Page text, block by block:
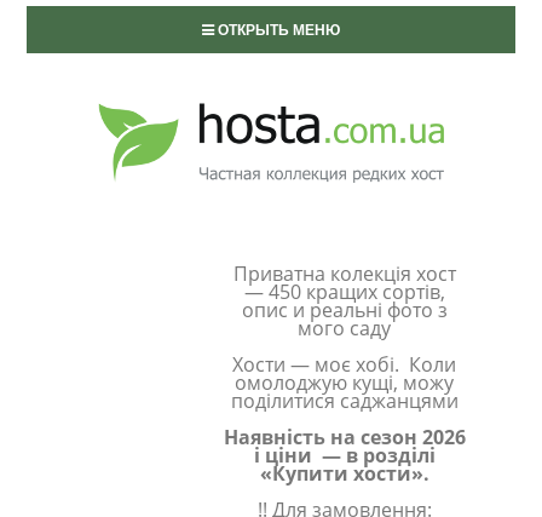
ОТКРЫТЬ МЕНЮ
Приватна колекція хост
— 450 кращих сортів,
опис и реальні фото з
мого саду
Хости — моє хобі. Коли
омолоджую кущі, можу
поділитися саджанцями
Наявність на сезон 2026
і ціни — в розділі
«Купити хости».
!! Для замовлення: